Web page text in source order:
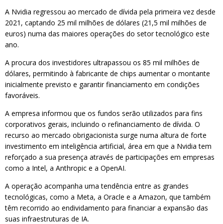
A Nvidia regressou ao mercado de dívida pela primeira vez desde
2021, captando 25 mil milhões de dólares (21,5 mil milhões de
euros) numa das maiores operações do setor tecnológico este
ano.
A procura dos investidores ultrapassou os 85 mil milhões de
dólares, permitindo à fabricante de chips aumentar o montante
inicialmente previsto e garantir financiamento em condições
favoráveis.
A empresa informou que os fundos serão utilizados para fins
corporativos gerais, incluindo o refinanciamento de dívida. O
recurso ao mercado obrigacionista surge numa altura de forte
investimento em inteligência artificial, área em que a Nvidia tem
reforçado a sua presença através de participações em empresas
como a Intel, a Anthropic e a OpenAI.
A operação acompanha uma tendência entre as grandes
tecnológicas, como a Meta, a Oracle e a Amazon, que também
têm recorrido ao endividamento para financiar a expansão das
suas infraestruturas de IA.